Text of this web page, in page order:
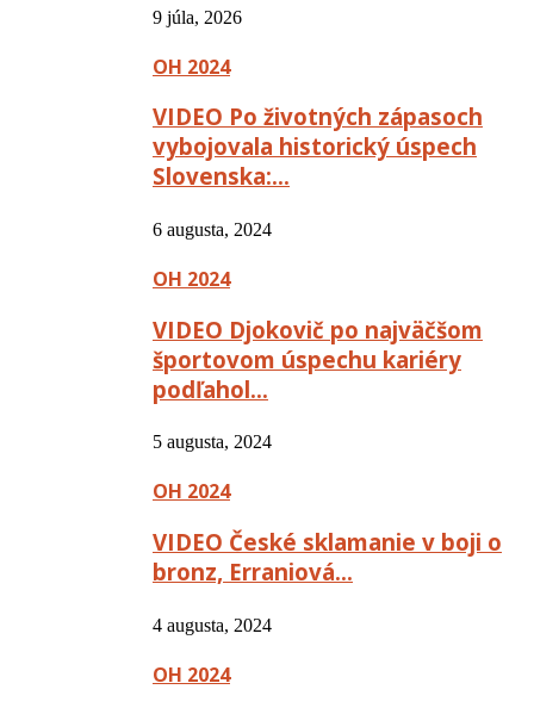
9 júla, 2026
OH 2024
VIDEO Po životných zápasoch
vybojovala historický úspech
Slovenska:…
6 augusta, 2024
OH 2024
VIDEO Djokovič po najväčšom
športovom úspechu kariéry
podľahol…
5 augusta, 2024
OH 2024
VIDEO České sklamanie v boji o
bronz, Erraniová…
4 augusta, 2024
OH 2024